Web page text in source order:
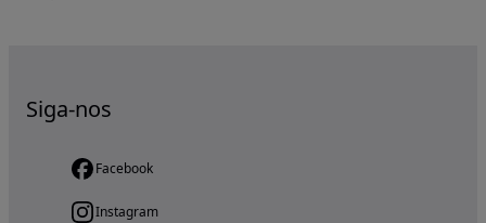
Siga-nos
Facebook
Instagram